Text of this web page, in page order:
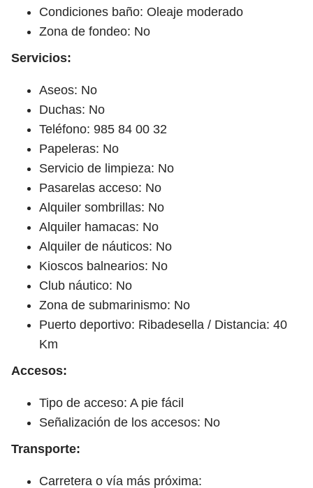
Condiciones baño: Oleaje moderado
Zona de fondeo: No
Servicios:
Aseos: No
Duchas: No
Teléfono: 985 84 00 32
Papeleras: No
Servicio de limpieza: No
Pasarelas acceso: No
Alquiler sombrillas: No
Alquiler hamacas: No
Alquiler de náuticos: No
Kioscos balnearios: No
Club náutico: No
Zona de submarinismo: No
Puerto deportivo: Ribadesella / Distancia: 40
Km
Accesos:
Tipo de acceso: A pie fácil
Señalización de los accesos: No
Transporte:
Carretera o vía más próxima: